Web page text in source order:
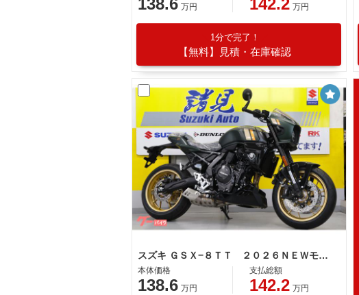
万円 万円
1分で完了！
【無料】見積・在庫確認
スズキ ＧＳＸ−８ＴＴ ２０２６ＮＥＷモデル ネオクラシック
本体価格
138.6 万円
支払総額
142.2 万円